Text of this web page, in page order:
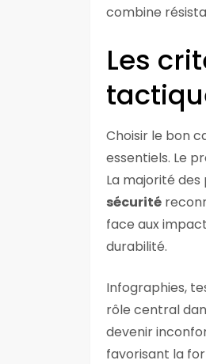
combine
Les
Choisir le bon
essentiels. Le
La majorité
sécurité
face aux
durabilité.
Infographies,
rôle central
devenir
favorisant la